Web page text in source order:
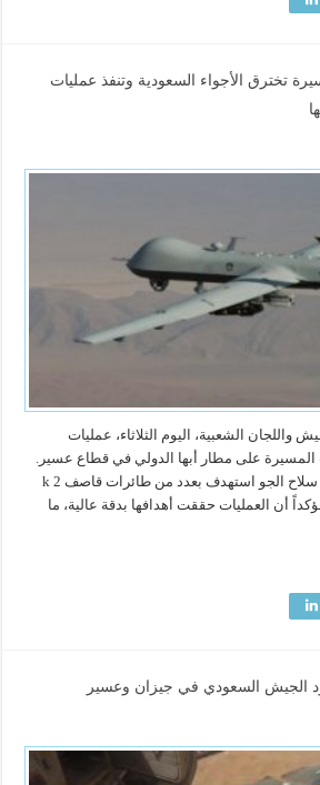
تخترق الأجواء السعودية وتنفذ عمليات
واللجان الشعبية، اليوم الثلاثاء، عمليات
على مطار أبها الدولي في قطاع عسير.
وأوضح مصدر عسكري، أن سلاح الجو استهدف بعدد من طائرات قاصف 2 k
أن العمليات حققت أهدافها بدقة عالية، ما
الجيش السعودي في جيزان وعسير